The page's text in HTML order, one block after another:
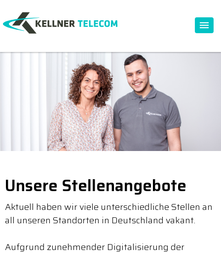
Unsere Stellenangebote
Aktuell haben wir viele unterschiedliche Stellen an
all unseren Standorten in Deutschland vakant.
Aufgrund zunehmender Digitalisierung der